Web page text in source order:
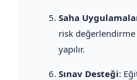
Saha
risk
yapılır.
Sınav Desteği: